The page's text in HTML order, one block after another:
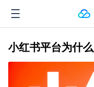
小红书平台为什